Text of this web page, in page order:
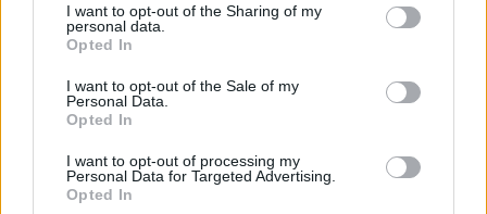
I want to opt-out of the Sharing of my
personal data.
Opted In
I want to opt-out of the Sale of my
Personal Data.
Opted In
I want to opt-out of processing my
Personal Data for Targeted Advertising.
Opted In
Elpedison: Αίτηση για νέα
μονάδα φυσικού αερίου
ΕΦΕΤ: Ανακαλείται κιμάς
κοτόπουλο με σαλμονέλα